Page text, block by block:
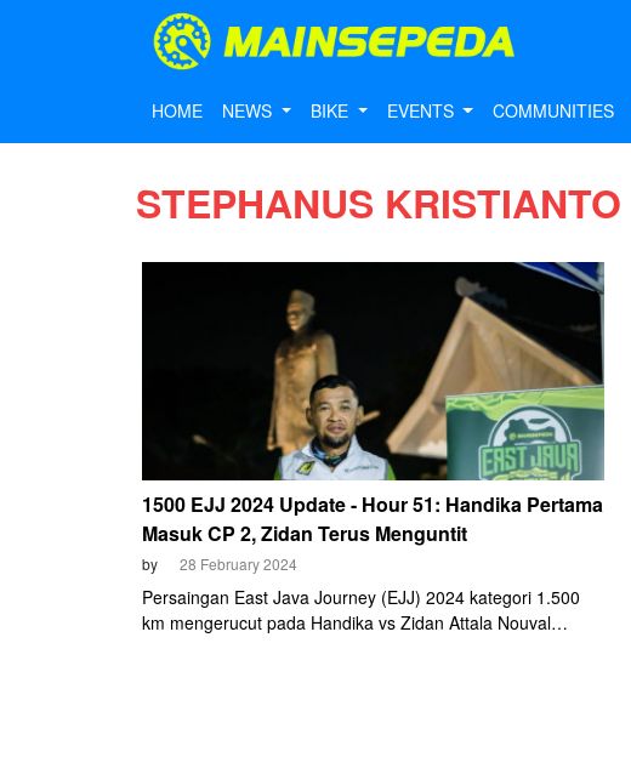
HOME NEWS BIKE EVENTS COMMUNITIES
STEPHANUS KRISTIANTO
1500 EJJ 2024 Update - Hour 51: Handika Pertama
Masuk CP 2, Zidan Terus Menguntit
by 28 February 2024
Persaingan East Java Journey (EJJ) 2024 kategori 1.500
km mengerucut pada Handika vs Zidan Attala Nouval